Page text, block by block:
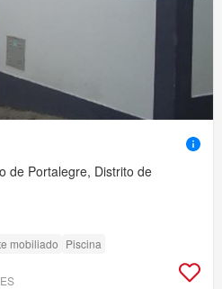
de Portalegre, Distrito de
mobiliado Piscina